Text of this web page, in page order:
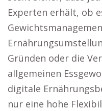
Experten erhält, ob
Gründen oder die
allgemeinen
digitale
nur eine hohe